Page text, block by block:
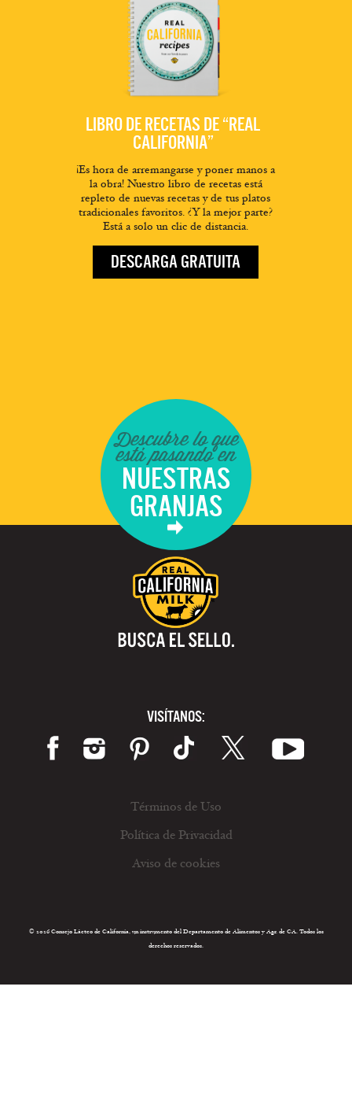
LIBRO DE RECETAS DE “REAL
CALIFORNIA”
¡Es hora de arremangarse y poner manos a
la obra! Nuestro libro de recetas está
repleto de nuevas recetas y de tus platos
tradicionales favoritos. ¿Y la mejor parte?
Está a solo un clic de distancia.
DESCARGA GRATUITA
Descubre lo que
está pasando en
NUESTRAS
GRANJAS
VISÍTANOS:
Términos de Uso
Política de Privacidad
Aviso de cookies
© 2026 Consejo Lácteo de California, un instrumento del Departamento de Alimentos y Agr. de CA. Todos los
derechos reservados.